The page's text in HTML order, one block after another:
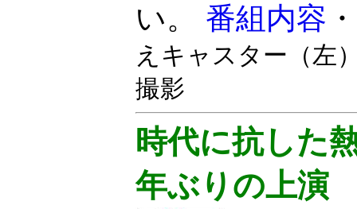
い。 番組内容 ・
えキャスター（左
撮影
時代に抗した
年ぶりの上演